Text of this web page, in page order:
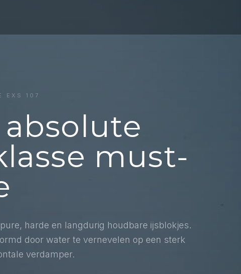
EXS 107
absolute
must-
harde en langdurig houdbare ijsblokjes.
door water te vernevelen op een sterk
verdamper.